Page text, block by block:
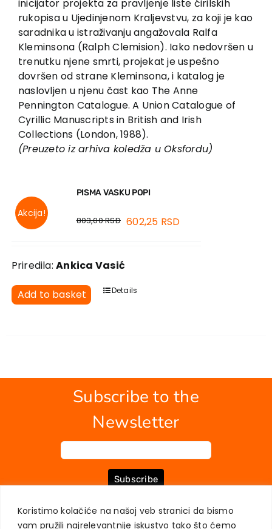
Koristimo kolačiće na našoj veb stranici da bismo
vam pružili najrelevantnije iskustvo tako što ćemo
inicijator projekta za pravljenje liste ćirilskih
rukopisa u Ujedinjenom Kraljevstvu, za koji je kao
saradnika u istraživanju angažovala Ralfa
Kleminsona (Ralph Clemision). Iako nedovršen u
trenutku njene smrti, projekat je uspešno
dovršen od strane Kleminsona, i katalog je
naslovljen u njenu čast kao The Anne
Pennington Catalogue. A Union Catalogue of
Cyrillic Manuscripts in British and Irish
Collections (London, 1988).
(Preuzeto iz arhiva koledža u Oksfordu)
Akcija!
PISMA VASKU POPI
803,00RSD 602,25 RSD
Priredila:Ankica Vasić
Add to basket Details
Subscribe to the
Newsletter
Subscribe